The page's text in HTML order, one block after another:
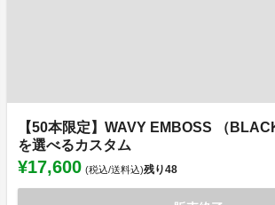
【50本限定】WAVY EMBOSS （
を選べるカスタム
¥17,600 (税込/送料込)残り48